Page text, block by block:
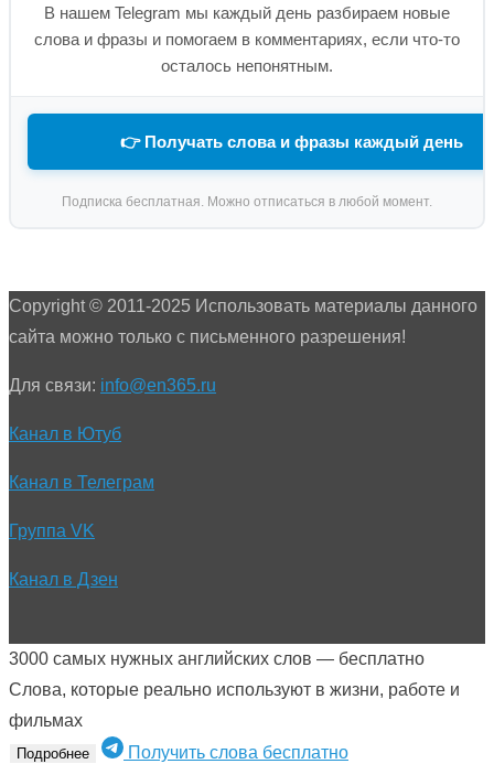
В нашем Telegram мы каждый день разбираем новые
слова и фразы и помогаем в комментариях, если что-то
осталось непонятным.
👉 Получать слова и фразы каждый день
Подписка бесплатная. Можно отписаться в любой момент.
Copyright © 2011-2025 Использовать материалы данного
сайта можно только с письменного разрешения!
Для связи: info@en365.ru
Канал в Ютуб
Канал в Телеграм
Группа VK
Канал в Дзен
3000 самых нужных английских слов — бесплатно
Слова, которые реально используют в жизни, работе и
фильмах
Подробнее Получить слова бесплатно